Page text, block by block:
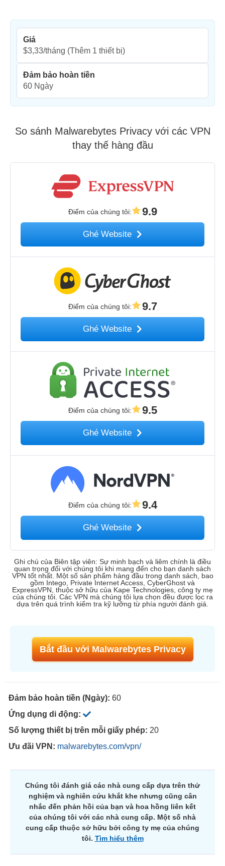
Giá
$3,33/tháng (Thêm 1 thiết bị)
Đảm bảo hoàn tiền
60 Ngày
So sánh Malwarebytes Privacy với các VPN
thay thế hàng đầu
Điểm của chúng tôi: 9.9
Ghé Website
Điểm của chúng tôi: 9.7
Ghé Website
Điểm của chúng tôi: 9.5
Ghé Website
Điểm của chúng tôi: 9.4
Ghé Website
Ghi chú của Biên tập viên: Sự minh bạch và liêm chính là điều
quan trọng đối với chúng tôi khi mang đến cho bạn danh sách
VPN tốt nhất. Một số sản phẩm hàng đầu trong danh sách, bao
gồm Intego, Private Internet Access, CyberGhost và
ExpressVPN, thuộc sở hữu của Kape Technologies, công ty mẹ
của chúng tôi. Các VPN mà chúng tôi lựa chọn đều được lọc ra
dựa trên quá trình kiểm tra kỹ lưỡng từ phía người đánh giá.
Bắt đầu với Malwarebytes Privacy
Đảm bảo hoàn tiền (Ngày): 60
Ứng dụng di động:
Số lượng thiết bị trên mỗi giấy phép: 20
Ưu đãi VPN: malwarebytes.com/vpn/
Chúng tôi đánh giá các nhà cung cấp dựa trên thử
nghiệm và nghiên cứu khắt khe nhưng cũng cân
nhắc đến phản hồi của bạn và hoa hồng liên kết
của chúng tôi với các nhà cung cấp. Một số nhà
cung cấp thuộc sở hữu bởi công ty mẹ của chúng
tôi. Tìm hiểu thêm